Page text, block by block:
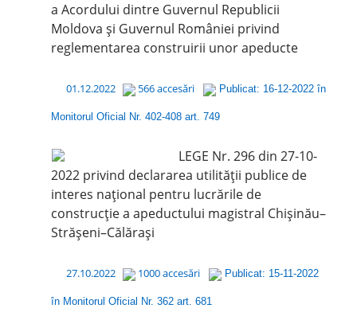
a Acordului dintre Guvernul Republicii
Moldova și Guvernul României privind
reglementarea construirii unor apeducte
01.12.2022 566 accesări Publicat: 16-12-2022 în
Monitorul Oficial Nr. 402-408 art. 749
LEGE Nr. 296 din 27-10-
2022 privind declararea utilității publice de
interes național pentru lucrările de
construcție a apeductului magistral Chișinău–
Strășeni–Călărași
27.10.2022 1000 accesări Publicat: 15-11-2022
în Monitorul Oficial Nr. 362 art. 681